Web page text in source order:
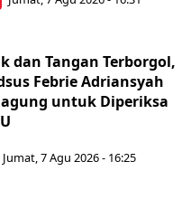
dan Tangan Terborgol,
Febrie Adriansyah
untuk Diperiksa
Jumat, 7 Agu 2026 - 16:25